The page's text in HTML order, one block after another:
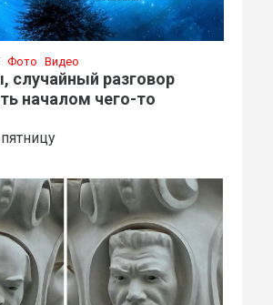
Фото Видео
случайный разговор
началом чего-то